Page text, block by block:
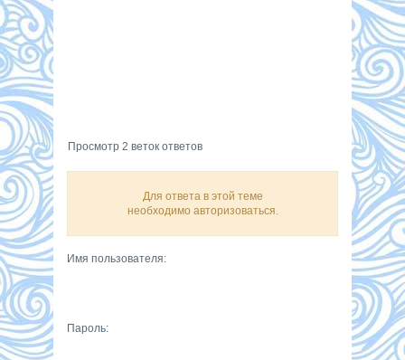
Просмотр 2 веток ответов
Для ответа в этой теме
необходимо авторизоваться.
Имя пользователя:
Пароль: